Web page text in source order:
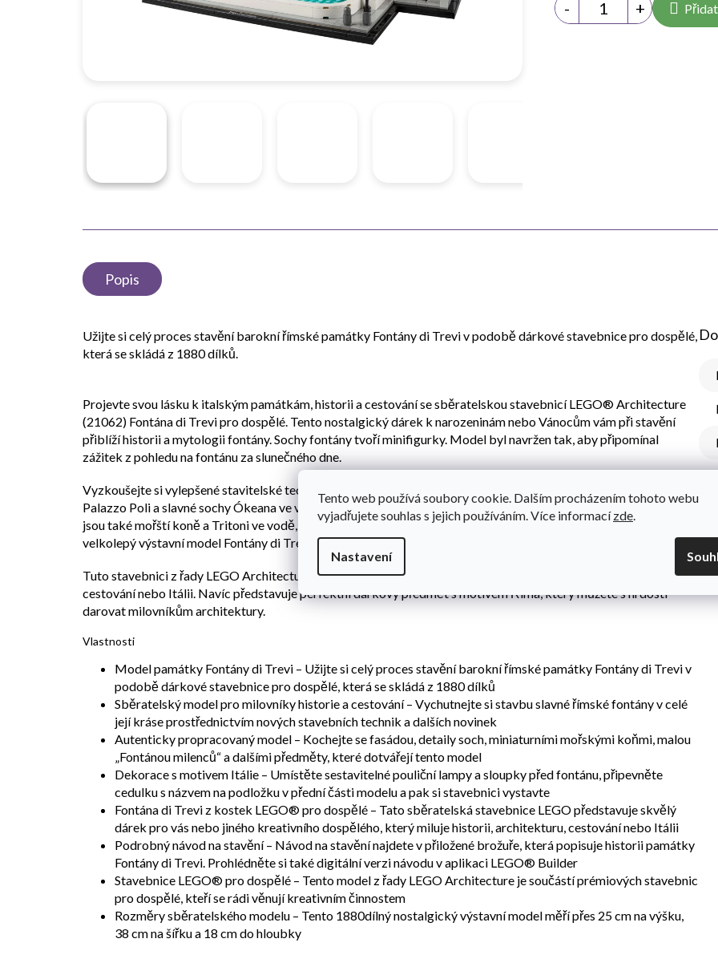
Tento web používá soubory cookie. Dalším procházením tohoto webu
vyjadřujete souhlas s jejich používáním. Více informacízde.
Nastavení
Popis
Užijte si celý proces stavění barokní římské památky Fontány di Trevi v podobě dárkové stavebnice pro dospělé,
která se skládá z 1880 dílků.
Projevte svou lásku k italským památkám, historii a cestování se sběratelskou stavebnicí LEGO® Architecture
(21062) Fontána di Trevi pro dospělé. Tento nostalgický dárek k narozeninám nebo Vánocům vám při stavění
přiblíží historii a mytologii fontány. Sochy fontány tvoří minifigurky. Model byl navržen tak, aby připomínal
zážitek z pohledu na fontánu za slunečného dne.
Vyzkoušejte si vylepšené stavitelské techniky a postavte si autentické detaily fontány, jako je fasáda paláce
Palazzo Poli a slavné sochy Ókeana ve voze ve tvaru mušle a Hojnosti a Zdraví v podobě minifigurek. Součástí
jsou také mořští koně a Tritoni ve vodě, malá „Fontána milenců“ na straně a cedulka s názvem, která dotváří
velkolepý výstavní model Fontány di Trevi.
Tuto stavebnici z řady LEGO Architecture si zamiluje každý kreativní dospělý, který miluje historii, umění,
cestování nebo Itálii. Navíc představuje perfektní dárkový předmět s motivem Říma, který můžete s hrdostí
darovat milovníkům architektury.
Vlastnosti
Model památky Fontány di Trevi – Užijte si celý proces stavění barokní římské památky Fontány di Trevi v
podobě dárkové stavebnice pro dospělé, která se skládá z 1880 dílků
Sběratelský model pro milovníky historie a cestování – Vychutnejte si stavbu slavné římské fontány v celé
její kráse prostřednictvím nových stavebních technik a dalších novinek
Autenticky propracovaný model – Kochejte se fasádou, detaily soch, miniaturními mořskými koňmi, malou
„Fontánou milenců“ a dalšími předměty, které dotvářejí tento model
Dekorace s motivem Itálie – Umístěte sestavitelné pouliční lampy a sloupky před fontánu, připevněte
cedulku s názvem na podložku v přední části modelu a pak si stavebnici vystavte
Fontána di Trevi z kostek LEGO® pro dospělé – Tato sběratelská stavebnice LEGO představuje skvělý
dárek pro vás nebo jiného kreativního dospělého, který miluje historii, architekturu, cestování nebo Itálii
Podrobný návod na stavění – Návod na stavění najdete v přiložené brožuře, která popisuje historii památky
Fontány di Trevi. Prohlédněte si také digitální verzi návodu v aplikaci LEGO® Builder
Stavebnice LEGO® pro dospělé – Tento model z řady LEGO Architecture je součástí prémiových stavebnic
pro dospělé, kteří se rádi věnují kreativním činnostem
Rozměry sběratelského modelu – Tento 1880dílný nostalgický výstavní model měří přes 25 cm na výšku,
38 cm na šířku a 18 cm do hloubky